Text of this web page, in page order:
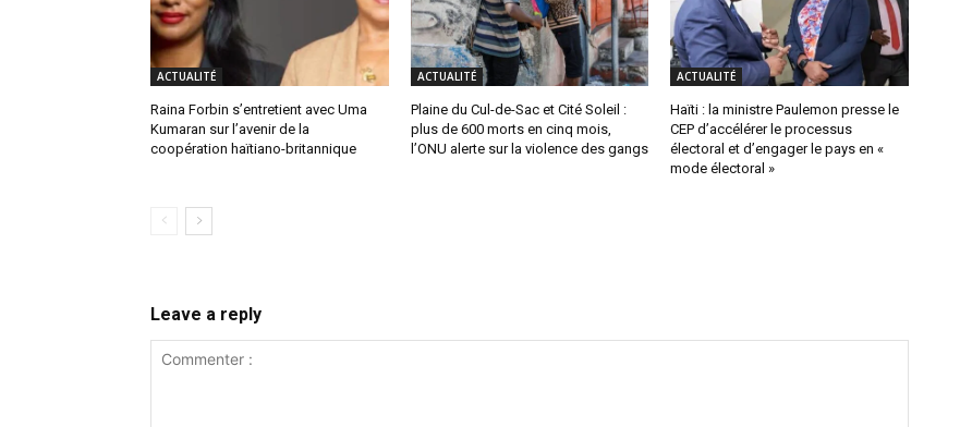
ACTUALITÉ
Raina Forbin s’entretient avec Uma
Kumaran sur l’avenir de la
coopération haïtiano-britannique
ACTUALITÉ
Plaine du Cul-de-Sac et Cité Soleil :
plus de 600 morts en cinq mois,
l’ONU alerte sur la violence des gangs
ACTUALITÉ
Haïti : la ministre Paulemon presse le
CEP d’accélérer le processus
électoral et d’engager le pays en «
mode électoral »
Leave a reply